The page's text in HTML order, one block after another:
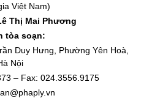
Việt Nam)
Thị Mai Phương
tòa soạn:
Duy Hưng, Phường Yên Hoà,
Nội
– Fax: 024.3556.9175